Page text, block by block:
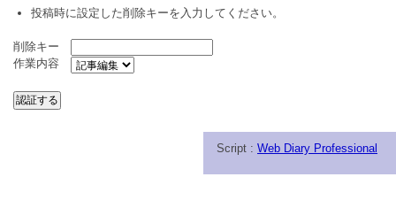
投稿時に設定した削除キーを入力してください。
削除キー
作業内容
Script : Web Diary Professional